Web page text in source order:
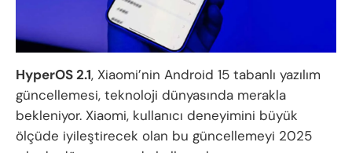
HyperOS 2.1, Xiaomi’nin Android 15 tabanlı yazılım
güncellemesi, teknoloji dünyasında merakla
bekleniyor. Xiaomi, kullanıcı deneyimini büyük
ölçüde iyileştirecek olan bu güncellemeyi 2025